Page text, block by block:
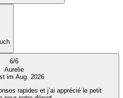
6/6
Aurelie
im Aug. 2026
rapides et j’ai apprécié le petit